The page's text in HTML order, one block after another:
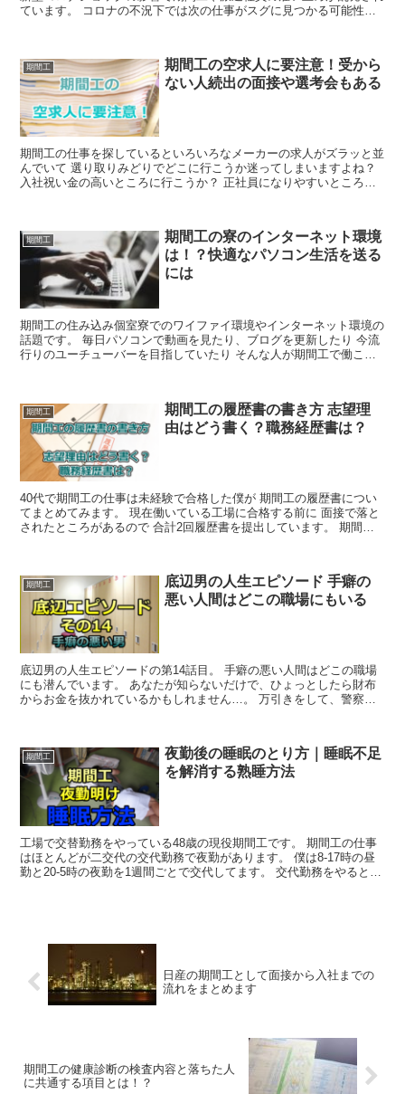
ています。 コロナの不況下では次の仕事がスグに見つかる可能性は
期間工
期間工の空求人に要注意！受から
ない人続出の面接や選考会もある
期間工の仕事を探しているといろいろなメーカーの求人がズラッと並
んでいて 選り取りみどりでどこに行こうか迷ってしまいますよね？
入社祝い金の高いところに行こうか？ 正社員になりやすいところに
期間工
期間工の寮のインターネット環境
は！？快適なパソコン生活を送る
には
期間工の住み込み個室寮でのワイファイ環境やインターネット環境の
話題です。 毎日パソコンで動画を見たり、ブログを更新したり 今流
行りのユーチューバーを目指していたり そんな人が期間工で働こう
期間工
期間工の履歴書の書き方 志望理
由はどう書く？職務経歴書は？
40代で期間工の仕事は未経験で合格した僕が 期間工の履歴書につい
てまとめてみます。 現在働いている工場に合格する前に 面接で落と
されたところがあるので 合計2回履歴書を提出しています。 期間工
期間工
底辺男の人生エピソード 手癖の
悪い人間はどこの職場にもいる
底辺男の人生エピソードの第14話目。 手癖の悪い人間はどこの職場
にも潜んでいます。 あなたが知らないだけで、ひょっとしたら財布
からお金を抜かれているかもしれません…。 万引きをして、警察に
期間工
夜勤後の睡眠のとり方｜睡眠不足
を解消する熟睡方法
工場で交替勤務をやっている48歳の現役期間工です。 期間工の仕事
はほとんどが二交代の交代勤務で夜勤があります。 僕は8-17時の昼
勤と20-5時の夜勤を1週間ごとで交代してます。 交代勤務をやるとほ
日産の期間工として面接から入社までの
流れをまとめます
期間工の健康診断の検査内容と落ちた人
に共通する項目とは！？